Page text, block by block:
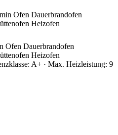
Ofen Dauerbrandofen
Heizofen
A+ · Max. Heizleistung: 9